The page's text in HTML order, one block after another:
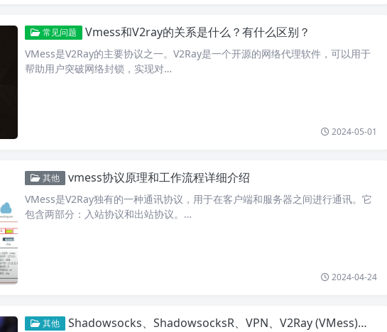
常见问题 Vmess和V2ray的关系是什么？有什么区别？
VMess是V2Ray的主要协议之一。V2Ray是一个开源的网络代理软件，可以用于
帮助用户突破网络封锁，实现对…
2024-05-01
其他 vmess协议原理和工作流程详细介绍
VMess是V2Ray独有的一种通讯协议，用于在客户端和服务器之间进行通讯。它
包含两部分：入站协议和出站协议。…
2024-04-24
其他 Shadowsocks、ShadowsocksR、VPN、V2Ray (VMess)、Trojan等常见科学上网协议详细解析